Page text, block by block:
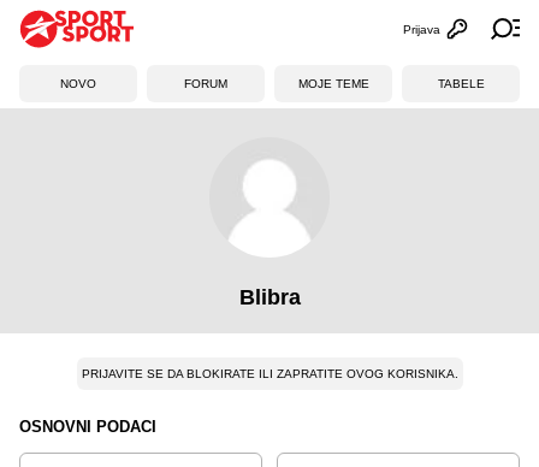
Otvori
Prijava
NOVO FORUM MOJE TEME TABELE
Blibra
PRIJAVITE SE DA BLOKIRATE ILI ZAPRATITE OVOG KORISNIKA.
OSNOVNI PODACI